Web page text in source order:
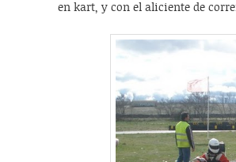
en kart, y con el aliciente de